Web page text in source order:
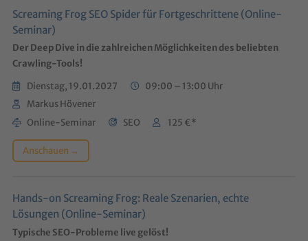
Screaming Frog SEO Spider für Fortgeschrittene (Online-
Seminar)
Der Deep Dive in die zahlreichen Möglichkeiten des beliebten
Crawling-Tools!
Dienstag, 19.01.2027
09:00 – 13:00 Uhr
Markus Hövener
Online-Seminar
SEO 125 €*
Anschauen →
Hands-on Screaming Frog: Reale Szenarien, echte
Lösungen (Online-Seminar)
Typische SEO-Probleme live gelöst!